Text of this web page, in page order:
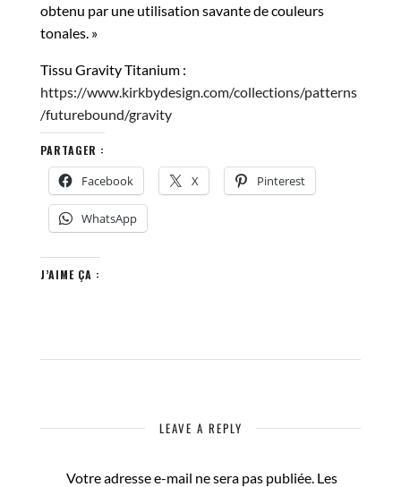
obtenu par une utilisation savante de couleurs
tonales. »
Tissu Gravity Titanium :
https://www.kirkbydesign.com/collections/patterns
/futurebound/gravity
PARTAGER :
Facebook X Pinterest
WhatsApp
J’AIME ÇA :
LEAVE A REPLY
Votre adresse e-mail ne sera pas publiée. Les